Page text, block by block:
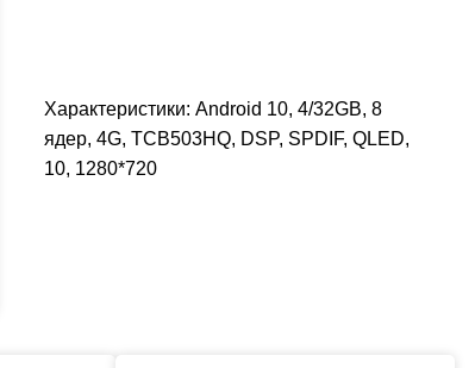
Характеристики: Android 10, 4/32GB, 8
ядер, 4G, TCB503HQ, DSP, SPDIF, QLED,
10, 1280*720